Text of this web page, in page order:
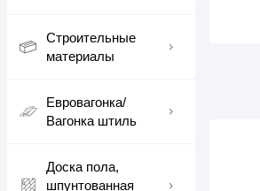
Строительные
материалы
Евровагонка/
Вагонка штиль
Доска пола,
шпунтованная